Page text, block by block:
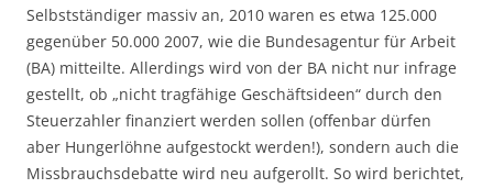
Selbstständiger massiv an, 2010 waren es etwa 125.000
gegenüber 50.000 2007, wie die Bundesagentur für Arbeit
(BA) mitteilte. Allerdings wird von der BA nicht nur infrage
gestellt, ob „nicht tragfähige Geschäftsideen“ durch den
Steuerzahler finanziert werden sollen (offenbar dürfen
aber Hungerlöhne aufgestockt werden!), sondern auch die
Missbrauchsdebatte wird neu aufgerollt. So wird berichtet,